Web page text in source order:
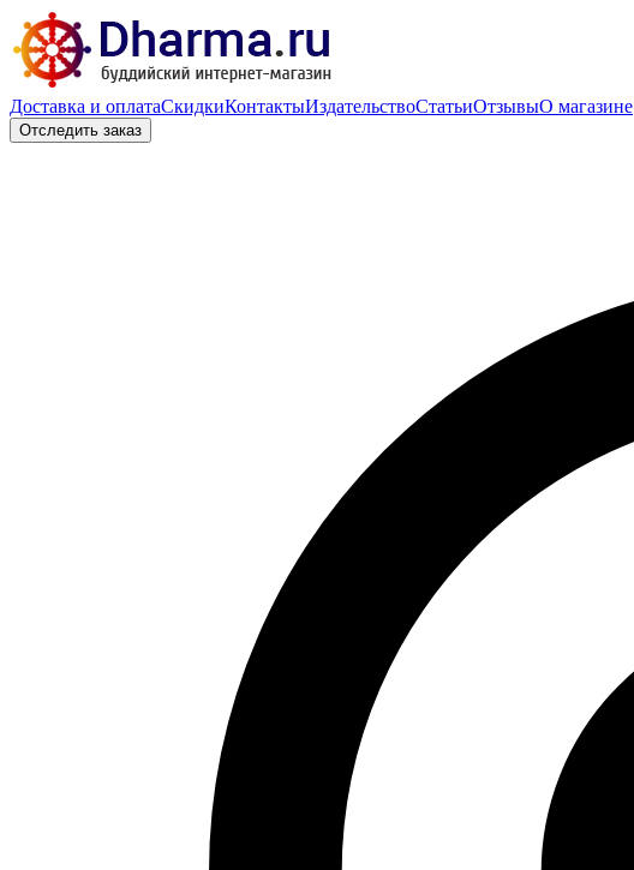
Доставка и оплатаСкидкиКонтактыИздательствоСтатьиОтзывыО магазине
Отследить заказ